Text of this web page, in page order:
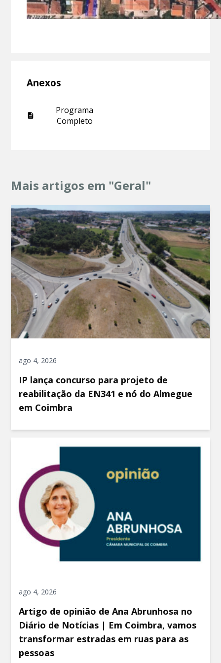
Anexos
Programa
Completo
Mais artigos em "Geral"
ago 4, 2026
IP lança concurso para projeto de
reabilitação da EN341 e nó do Almegue
em Coimbra
ago 4, 2026
Artigo de opinião de Ana Abrunhosa no
Diário de Notícias | Em Coimbra, vamos
transformar estradas em ruas para as
pessoas